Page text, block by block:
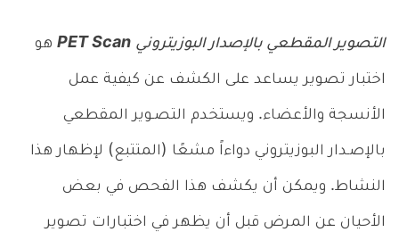
التصوير المقطعي بالإصدار البوزيتروني PET Scan هو
اختبار تصوير يساعد على الكشف عن كيفية عمل
الأنسجة والأعضاء. ويستخدم التصـوير المقطعي
بالإصـدار البوزيتروني دواءاً مشعًا (المتتبع) لإظهار هذا
النشاط. ويمكن أن يكشف هذا الفحص في بعض
الأحيان عن المرض قبل أن يظهر في اختبارات تصوير